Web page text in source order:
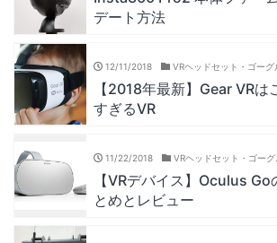
デート方法
12/11/2018 VRヘッドセット・ゴーグ
【2018年最新】Gear VRは
すぎるVR
11/22/2018 VRヘッドセット・ゴーグ
【VRデバイス】Oculus Go
とめとレビュー